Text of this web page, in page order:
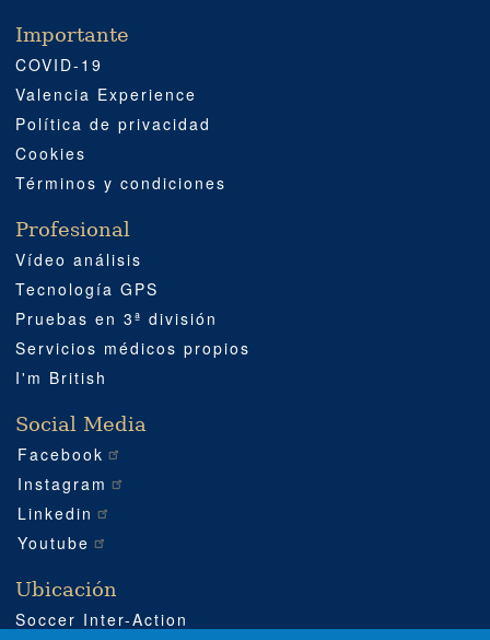
Importante
COVID-19
Valencia Experience
Política de privacidad
Cookies
Términos y condiciones
Profesional
Vídeo análisis
Tecnología GPS
Pruebas en 3ª división
Servicios médicos propios
I'm British
Social Media
Facebook
Instagram
Linkedin
Youtube
Ubicación
Soccer Inter-Action